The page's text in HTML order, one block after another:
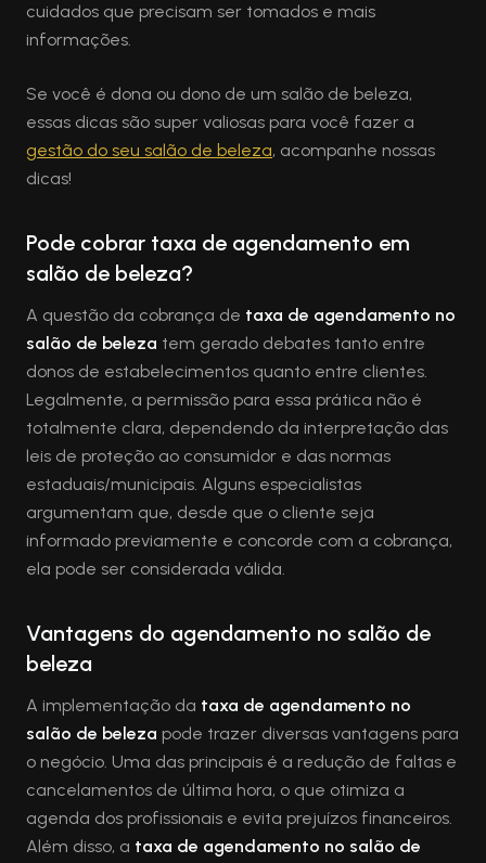
cuidados que precisam ser tomados e mais
informações.
Se você é dona ou dono de um salão de beleza,
essas dicas são super valiosas para você fazer a
gestão do seu salão de beleza, acompanhe nossas
dicas!
Pode cobrar taxa de agendamento em
salão de beleza?
A questão da cobrança de taxa de agendamento no
salão de beleza tem gerado debates tanto entre
donos de estabelecimentos quanto entre clientes.
Legalmente, a permissão para essa prática não é
totalmente clara, dependendo da interpretação das
leis de proteção ao consumidor e das normas
estaduais/municipais. Alguns especialistas
argumentam que, desde que o cliente seja
informado previamente e concorde com a cobrança,
ela pode ser considerada válida.
Vantagens do agendamento no salão de
beleza
A implementação da taxa de agendamento no
salão de beleza pode trazer diversas vantagens para
o negócio. Uma das principais é a redução de faltas e
cancelamentos de última hora, o que otimiza a
agenda dos profissionais e evita prejuízos financeiros.
Além disso, a taxa de agendamento no salão de